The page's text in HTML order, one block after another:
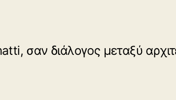
σαν διάλογος μεταξύ